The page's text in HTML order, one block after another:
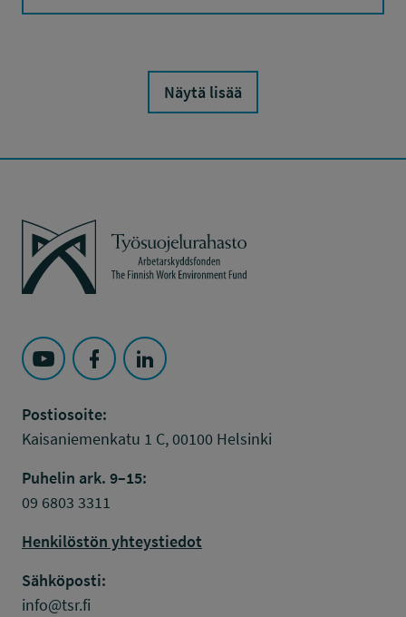
Näytä lisää
Työsuojelurahasto
Seuraa Työsuojelurahasto kohteessa: YouTube
Seuraa Työsuojelurahasto kohteessa:
Seuraa Työsuojelurahasto kohteessa:
Postiosoite:
Kaisaniemenkatu 1 C, 00100 Helsinki
Puhelin ark. 9–15:
09 6803 3311
Henkilöstön yhteystiedot
Sähköposti:
info@tsr.fi